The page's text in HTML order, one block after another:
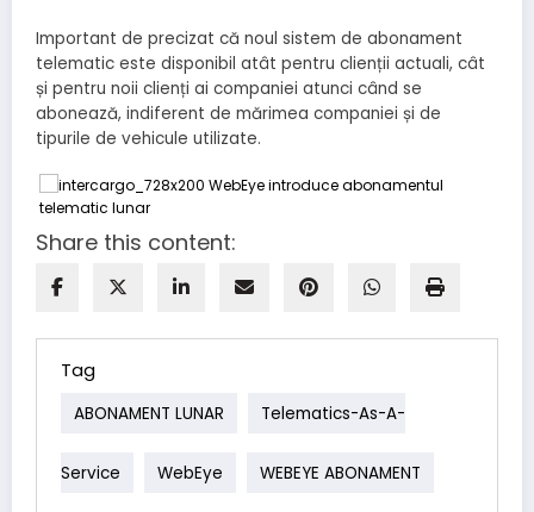
Important de precizat că noul sistem de abonament
telematic este disponibil atât pentru clienții actuali, cât
și pentru noii clienți ai companiei atunci când se
abonează, indiferent de mărimea companiei și de
tipurile de vehicule utilizate.
Share this content:
Tag
ABONAMENT LUNAR Telematics-As-A-
Service WebEye WEBEYE ABONAMENT